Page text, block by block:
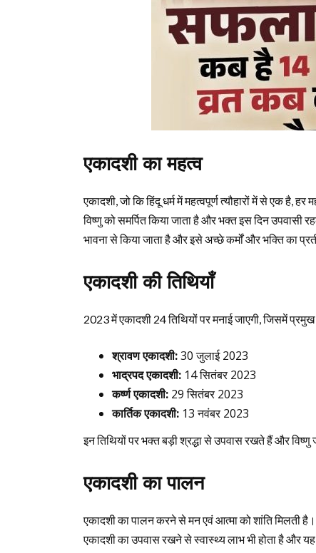
एकादशी का महत्व
एकादशी, जो कि हिंदू धर्म में महत्वपूर्ण त्यौहारों में से एक है,
विष्णु को समर्पित किया जाता है और भक्त इस दिन
भावना से किया जाता है और इसे अच्छे कर्मों और भक्ति का
एकादशी की तिथियाँ
2023 में एकादशी 24 तिथियों पर मनाई जाएगी, जिसमें प्रमुख
श्रावण एकादशी:30 जुलाई 2023
भाद्रपद एकादशी: 14 सितंबर 2023
कर्ष्ण एकादशी: 29 सितंबर 2023
कार्तिक एकादशी: 13 नवंबर 2023
इन तिथियों पर भक्त बड़ी श्रद्धा से उपवास रखते हैं और
एकादशी का पालन
एकादशी का पालन करने से मन एवं आत्मा को शांति मिलती
एकादशी का उपवास रखने से स्वास्थ्य लाभ भी होता है और